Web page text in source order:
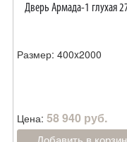
Дверь
Размер: 400x2000
Цена: 58 940 руб.